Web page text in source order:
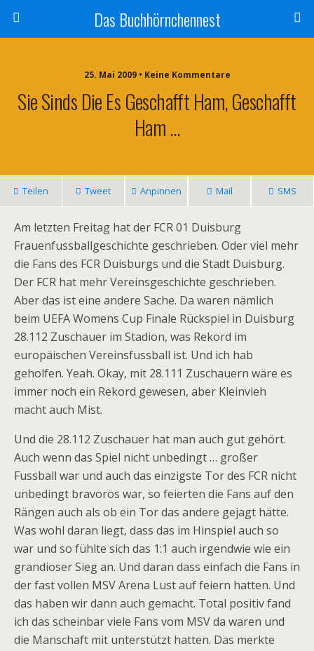
Das Buchhörnchennest
25. Mai 2009 • Keine Kommentare
Sie Sinds Die Es Geschafft Ham, Geschafft
Ham …
Teilen Tweet Anpinnen Mail SMS
Am letzten Freitag hat der FCR 01 Duisburg
Frauenfussballgeschichte geschrieben. Oder viel mehr
die Fans des FCR Duisburgs und die Stadt Duisburg.
Der FCR hat mehr Vereinsgeschichte geschrieben.
Aber das ist eine andere Sache. Da waren nämlich
beim UEFA Womens Cup Finale Rückspiel in Duisburg
28.112 Zuschauer im Stadion, was Rekord im
europäischen Vereinsfussball ist. Und ich hab
geholfen. Yeah. Okay, mit 28.111 Zuschauern wäre es
immer noch ein Rekord gewesen, aber Kleinvieh
macht auch Mist.
Und die 28.112 Zuschauer hat man auch gut gehört.
Auch wenn das Spiel nicht unbedingt … großer
Fussball war und auch das einzigste Tor des FCR nicht
unbedingt bravorös war, so feierten die Fans auf den
Rängen auch als ob ein Tor das andere gejagt hätte.
Was wohl daran liegt, dass das im Hinspiel auch so
war und so fühlte sich das 1:1 auch irgendwie wie ein
grandioser Sieg an. Und daran dass einfach die Fans in
der fast vollen MSV Arena Lust auf feiern hatten. Und
das haben wir dann auch gemacht. Total positiv fand
ich das scheinbar viele Fans vom MSV da waren und
die Manschaft mit unterstützt hatten. Das merkte